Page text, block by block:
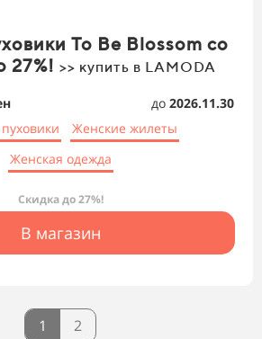
To Be Blossom со
27%! >> купить в LAMODA
до 2026.11.30
Женские жилеты
Женская одежда
Скидка до 27%!
В магазин
1 2